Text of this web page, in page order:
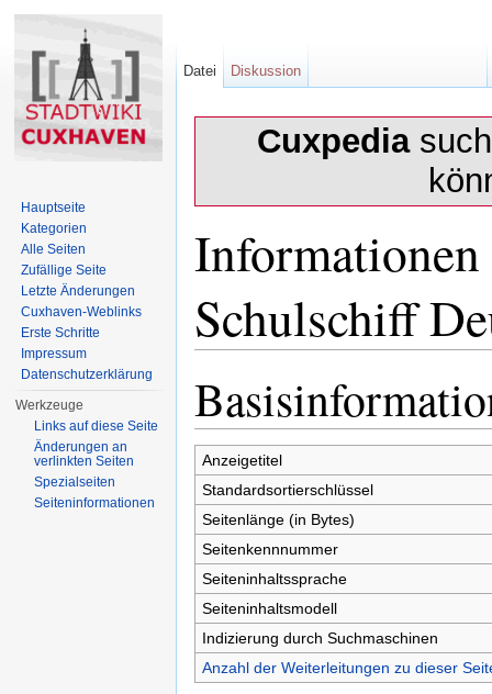
Cuxpedia
Schulschiff
Anzeigetitel
Standardsortierschlüssel
Seitenlänge (in Bytes)
Seitenkennnummer
Seiteninhaltssprache
Seiteninhaltsmodell
Indizierung durch Suchmaschinen
Anzahl der Weiterleitungen zu dieser
Datei Diskussion
Hauptseite
Kategorien
Alle Seiten
Zufällige Seite
Letzte Änderungen
Cuxhaven-Weblinks
Erste Schritte
Impressum
Datenschutzerklärung
Werkzeuge
Links auf diese Seite
Änderungen an
verlinkten Seiten
Spezialseiten
Seiten­informationen